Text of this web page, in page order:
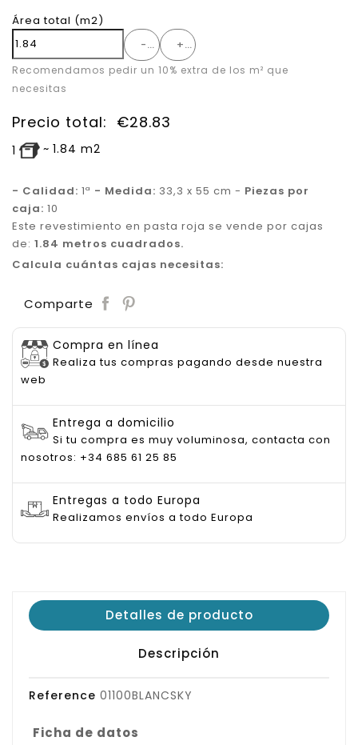
Área total (m2)
-
+
Recomendamos pedir un 10% extra de los m² que
necesitas
Precio total: €28.83
1 ~ 1.84 m2
- Calidad: 1ª - Medida: 33,3 x 55 cm - Piezas por
caja: 10
Este revestimiento en pasta roja se vende por cajas
de: 1.84 metros cuadrados.
Calcula cuántas cajas necesitas:
Comparte
Compra en línea
Realiza tus compras pagando desde nuestra
web
Entrega a domicilio
Si tu compra es muy voluminosa, contacta con
nosotros: +34 685 61 25 85
Entregas a todo Europa
Realizamos envíos a todo Europa
Detalles de producto
Descripción
Reference 01100BLANCSKY
Ficha de datos